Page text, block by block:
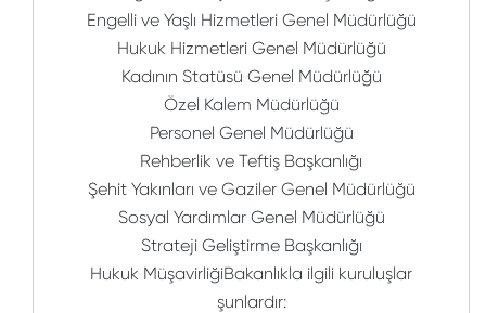
Engelli ve Yaşlı Hizmetleri Genel Müdürlüğü
Hukuk Hizmetleri Genel Müdürlüğü
Kadının Statüsü Genel Müdürlüğü
Özel Kalem Müdürlüğü
Personel Genel Müdürlüğü
Rehberlik ve Teftiş Başkanlığı
Şehit Yakınları ve Gaziler Genel Müdürlüğü
Sosyal Yardımlar Genel Müdürlüğü
Strateji Geliştirme Başkanlığı
Hukuk MüşavirliğiBakanlıkla ilgili kuruluşlar
şunlardır: